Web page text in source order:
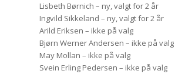
Lisbeth Børnich – ny, valgt for 2 år
Ingvild Sikkeland – ny, valgt for 2 år
Arild Eriksen – ikke på valg
Bjørn Werner Andersen – ikke på valg
May Mollan – ikke på valg
Svein Erling Pedersen – ikke på valg